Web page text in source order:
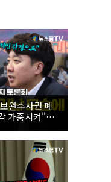
완수사권 폐
가중시켜"｜
지 토론회